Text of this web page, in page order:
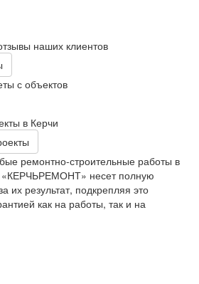
наших клиентов
с объектов
в Керчи
ремонтно-строительные работы в
«КЕРЧЬРЕМОНТ» несет полную
их результат, подкрепляя это
как на работы, так и на